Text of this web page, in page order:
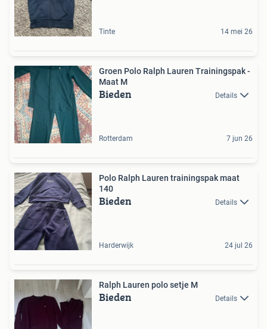
Tinte 14 mei 26
Groen Polo Ralph Lauren Trainingspak -
Maat M
Bieden Details
Rotterdam 7 jun 26
Polo Ralph Lauren trainingspak maat
140
Bieden Details
Harderwijk 24 jul 26
Ralph Lauren polo setje M
Bieden Details